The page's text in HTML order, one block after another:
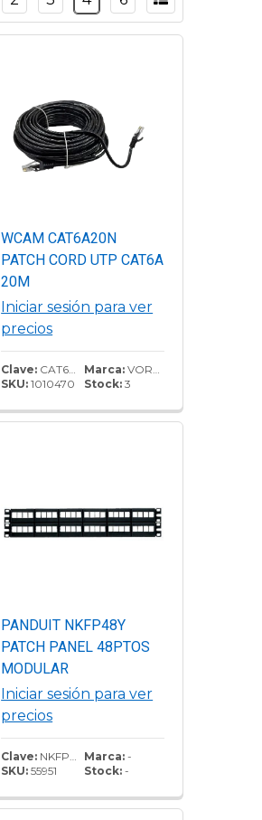
WCAM CAT6A20N
PATCH CORD UTP CAT6A
20M
Iniciar sesión para ver
precios
Clave: CAT6A20N
SKU: 1010470
Marca: VORAGO
Stock: 3
PANDUIT NKFP48Y
PATCH PANEL 48PTOS
MODULAR
Iniciar sesión para ver
precios
Clave: NKFP48Y
SKU: 55951
Marca: -
Stock: -